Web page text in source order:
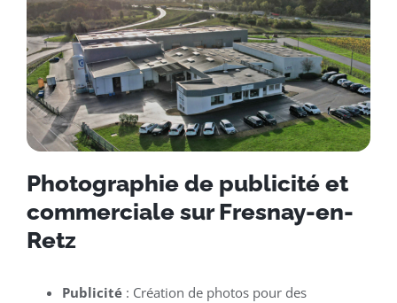
Photographie de publicité et
commerciale sur Fresnay-en-
Retz
Publicité: Création de photos pour des